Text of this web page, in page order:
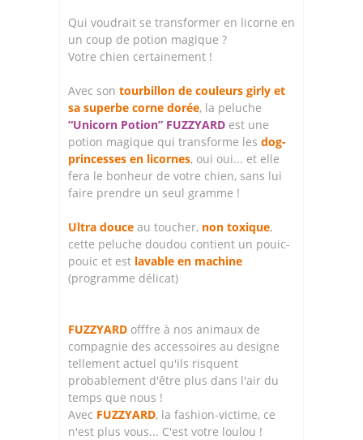
Qui voudrait se transformer en licorne en
un coup de potion magique ?
Votre chien certainement !
Avec son tourbillon de couleurs girly et
sa superbe corne dorée, la peluche
“Unicorn Potion” FUZZYARD est une
potion magique qui transforme les dog-
princesses en licornes, oui oui... et elle
fera le bonheur de votre chien, sans lui
faire prendre un seul gramme !
Ultra douce au toucher, non toxique,
cette peluche doudou contient un pouic-
pouic et est lavable en machine
(programme délicat)
FUZZYARD offfre à nos animaux de
compagnie des accessoires au designe
tellement actuel qu'ils risquent
probablement d'être plus dans l'air du
temps que nous !
Avec FUZZYARD, la fashion-victime, ce
n'est plus vous... C'est votre loulou !